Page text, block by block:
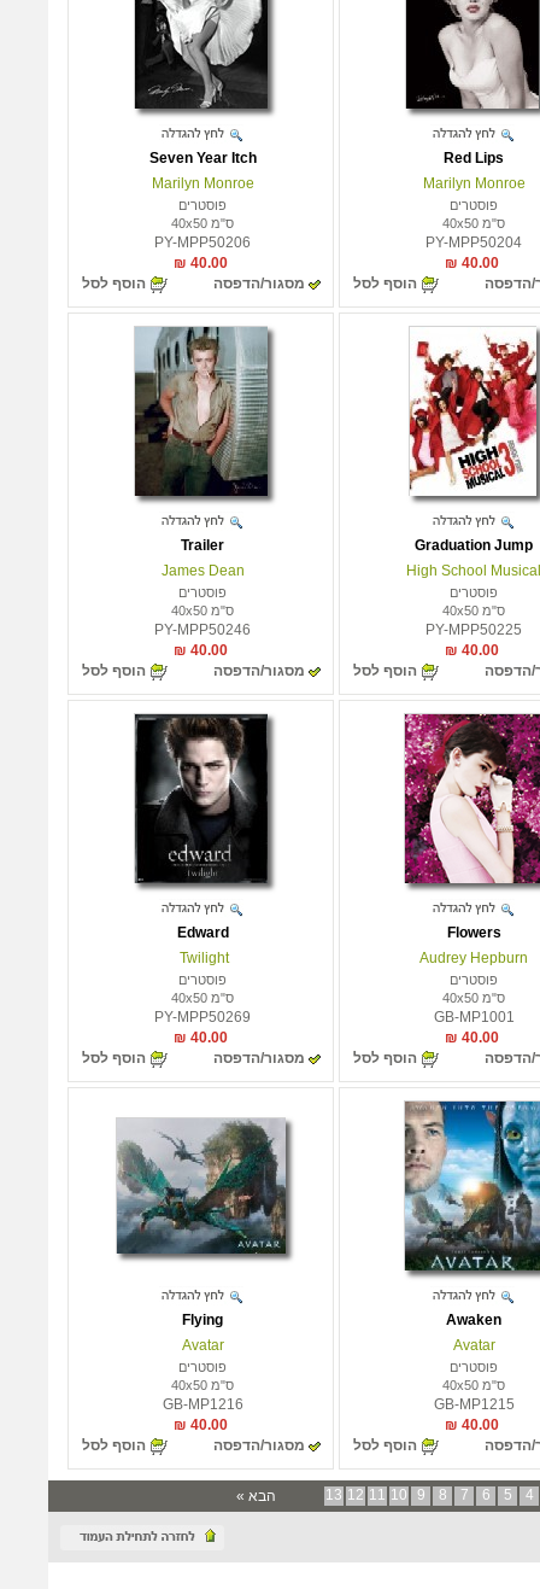
Red Lips
Marilyn Monroe
פוסטרים
ס"מ 40x50
PY-MPP50204
40.00 ₪
הדפסה
הוסף לסל
Seven Year Itch
Marilyn Monroe
פוסטרים
ס"מ 40x50
PY-MPP50206
40.00 ₪
מסגור/הדפסה
הוסף לסל
Graduation Jump
High School Musical
פוסטרים
ס"מ 40x50
PY-MPP50225
40.00 ₪
הדפסה
הוסף לסל
Trailer
James Dean
פוסטרים
ס"מ 40x50
PY-MPP50246
40.00 ₪
מסגור/הדפסה
הוסף לסל
Flowers
Audrey Hepburn
פוסטרים
ס"מ 40x50
GB-MP1001
40.00 ₪
הדפסה
הוסף לסל
Edward
Twilight
פוסטרים
ס"מ 40x50
PY-MPP50269
40.00 ₪
מסגור/הדפסה
הוסף לסל
Awaken
Avatar
פוסטרים
ס"מ 40x50
GB-MP1215
40.00 ₪
הדפסה
הוסף לסל
Flying
Avatar
פוסטרים
ס"מ 40x50
GB-MP1216
40.00 ₪
מסגור/הדפסה
הוסף לסל
4
5
6
7
8
9
10
11
12
13 הבא »